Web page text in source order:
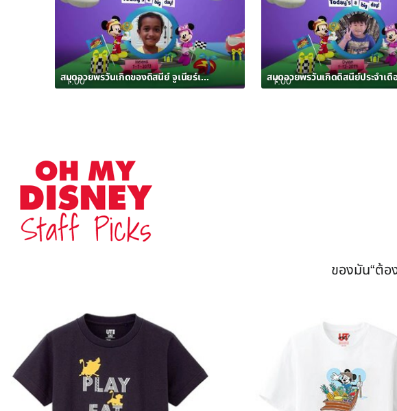
1:00 สมุดอวยพรวันเกิดของดิสนีย์ จูเนียร์เดือนมกราคม 2563 อัลบั้ม 7 1:00
ของมัน“ต้อ